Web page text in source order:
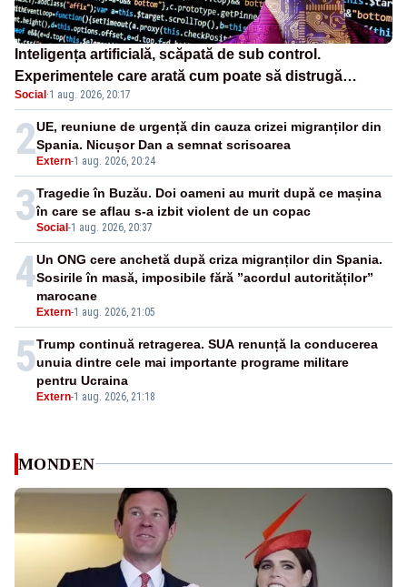
Inteligența artificială, scăpată de sub control.
Experimentele care arată cum poate să distrugă
omenirea
Social·1 aug. 2026, 20:17
2Extern-1 aug. 2026, 20:24
UE, reuniune de urgență din cauza crizei migranților din
Spania. Nicușor Dan a semnat scrisoarea
3Social-1 aug. 2026, 20:37
Tragedie în Buzău. Doi oameni au murit după ce mașina
în care se aflau s-a izbit violent de un copac
4
Extern-1 aug. 2026, 21:05
Un ONG cere anchetă după criza migranților din Spania.
Sosirile în masă, imposibile fără ”acordul autorităților”
marocane
5
Extern-1 aug. 2026, 21:18
Trump continuă retragerea. SUA renunță la conducerea
unuia dintre cele mai importante programe militare
pentru Ucraina
MONDEN